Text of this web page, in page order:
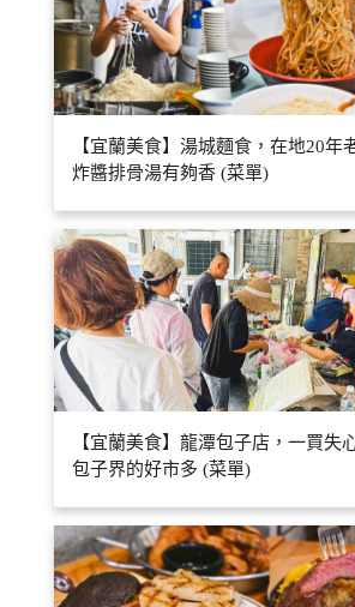
【宜蘭美食】湯城麵食，在地20年
炸醬排骨湯有夠香 (菜單)
【宜蘭美食】龍潭包子店，一買失
包子界的好市多 (菜單)